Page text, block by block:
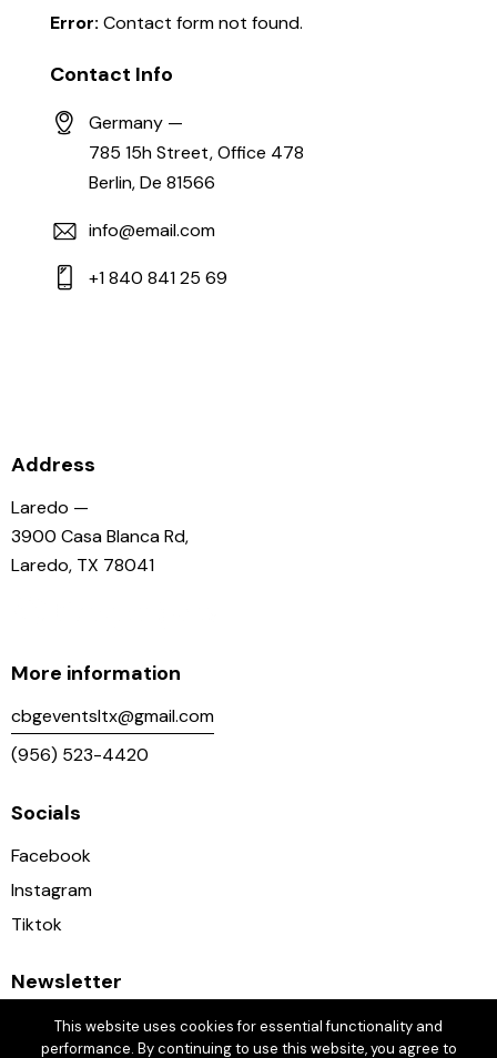
Error: Contact form not found.
Contact Info
Germany —
785 15h Street, Office 478
Berlin, De 81566
info@email.com
+1 840 841 25 69
Address
Laredo —
3900 Casa Blanca Rd,
Laredo, TX 78041
More information
cbgeventsltx@gmail.com
(956) 523-4420
Socials
Facebook
Instagram
Tiktok
Newsletter
This website uses cookies for essential functionality and
performance. By continuing to use this website, you agree to